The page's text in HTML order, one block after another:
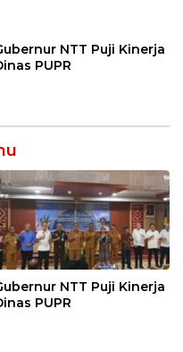
NTT Puji Kinerja
PUPR
NTT Puji Kinerja
PUPR